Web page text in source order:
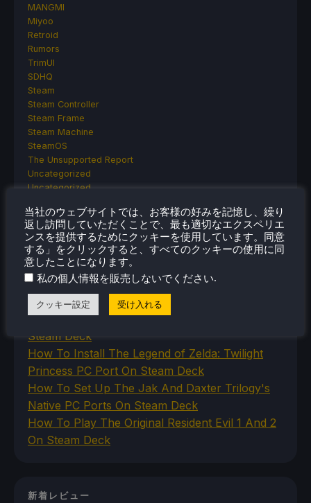
MANGMI
Miyoo
Retroid
Rumors
TrimUI
SDHQ
Steam
Steam Controller
Steam Frame
Steam Machine
SteamOS
The Unsupported Report
Uncategorized
Uncategorized
最近のヒント＆GUIDES
How To Play Stardew Valley In 3D On Steam
Deck
How To Set Up The Steam Controller On The
Steam Deck
How To Install The Legend of Zelda: Twilight
Princess PC Port On Steam Deck
How To Set Up The Jak And Daxter Trilogy's
Native PC Ports On Steam Deck
How To Play The Original Resident Evil 1 And 2
On Steam Deck
新着レビュー
当社のウェブサイトでは、お客様の好みを記憶し、繰り
返し訪問していただくことで、最も適切なエクスペリエ
ンスを提供するためにクッキーを使用しています。同意
する」をクリックすると、すべてのクッキーの使用に同
意したことになります。
私の個人情報を販売しないでください.
クッキー設定 受け入れる